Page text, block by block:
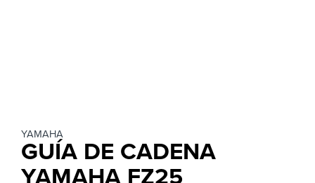
YAMAHA
GUÍA DE CADENA
YAMAHA FZ25